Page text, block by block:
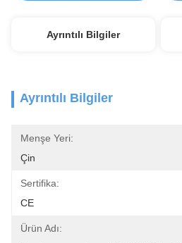
Ayrıntılı Bilgiler
Ayrıntılı Bilgiler
Menşe Yeri:
Çin
Sertifika:
CE
Ürün Adı: